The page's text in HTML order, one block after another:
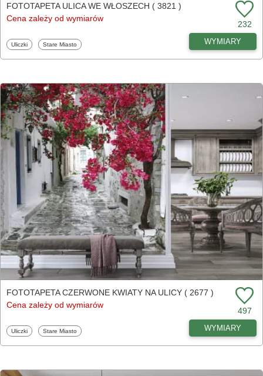
FOTOTAPETA ULICA WE WŁOSZECH ( 3821 )
Cena zależy od wymiarów
232
Fototapety
Uliczki Fototapety
Stare Miasto WYMIARY
FOTOTAPETA CZERWONE KWIATY NA ULICY ( 2677 )
Cena zależy od wymiarów
497
Fototapety
Uliczki Fototapety
Stare Miasto WYMIARY